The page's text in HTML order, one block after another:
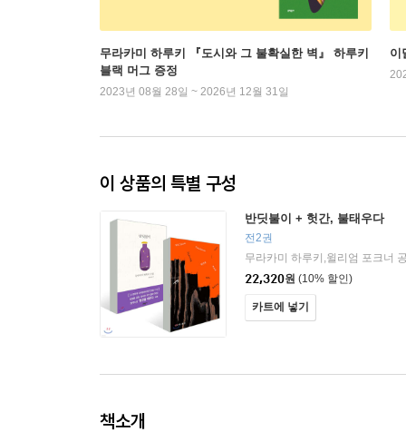
무라카미 하루키 『도시와 그 불확실한 벽』 하루키
블랙 머그 증정
2023년 08월 28일 ~ 2026년 12월 31일
이
이 상품의 특별 구성
반딧불이 + 헛간, 불태우다
전2권
22,320원 (10% 할인)
카트에 넣기
책소개